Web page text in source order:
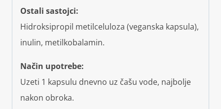
Ostali sastojci:
Hidroksipropil metilceluloza (veganska kapsula),
inulin, metilkobalamin.
Način upotrebe:
Uzeti 1 kapsulu dnevno uz čašu vode, najbolje
nakon obroka.